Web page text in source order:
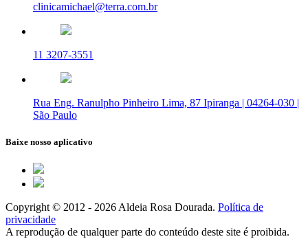
clinicamichael@terra.com.br
11 3207-3551
Rua Eng. Ranulpho Pinheiro Lima, 87 Ipiranga | 04264-030 |
São Paulo
Baixe nosso aplicativo
Copyright © 2012 - 2026 Aldeia Rosa Dourada. Política de
privacidade
A reprodução de qualquer parte do conteúdo deste site é proibida.